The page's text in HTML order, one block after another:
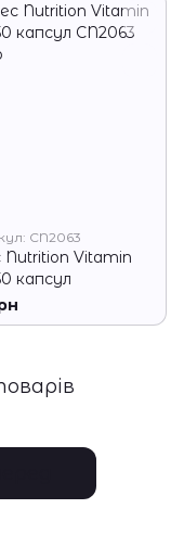
CN2063
Nutrition Vitamin
капсул